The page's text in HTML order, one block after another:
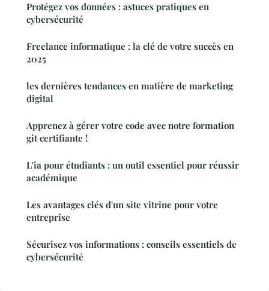
Protégez vos données : astuces pratiques en
cybersécurité
Freelance informatique : la clé de votre succès en
2025
les dernières tendances en matière de marketing
digital
Apprenez à gérer votre code avec notre formation
git certifiante !
L'ia pour étudiants : un outil essentiel pour réussir
académique
Les avantages clés d'un site vitrine pour votre
entreprise
Sécurisez vos informations : conseils essentiels de
cybersécurité